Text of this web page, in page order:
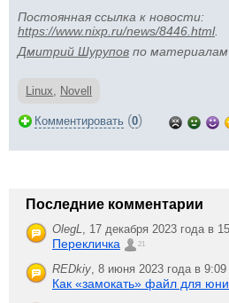
Постоянная ссылка к новости:
https://www.nixp.ru/news/8446.html.
Дмитрий Шурупов по материалам
Linux, Novell
Комментировать (0)
Последние комментарии
OlegL, 17 декабря 2023 года в
Перекличка 21
REDkiy, 8 июня 2023 года в
Как «замокать» файл для